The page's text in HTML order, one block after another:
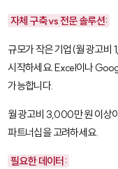
자체 구축 vs 전문 솔루션:
규모가 작은 기업(월 광고비
시작하세요. Excel이나
가능합니다.
월 광고비 3,000만 원 이상
파트너십을 고려하세요.
필요한 데이터: